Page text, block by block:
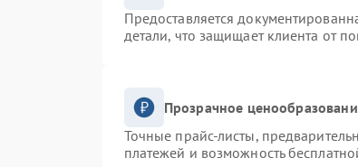
Предоставляется
детали, что защищает клиента от
Прозрачное
Точные прайс-листы,
платежей и возможность